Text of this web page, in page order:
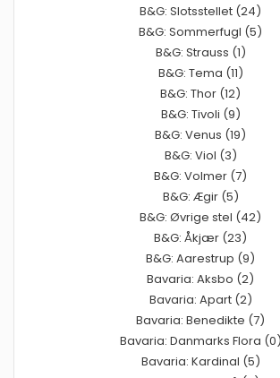
B&G: Slotsstellet (24)
B&G: Sommerfugl (5)
B&G: Strauss (1)
B&G: Tema (11)
B&G: Thor (12)
B&G: Tivoli (9)
B&G: Venus (19)
B&G: Viol (3)
B&G: Volmer (7)
B&G: Ægir (5)
B&G: Øvrige stel (42)
B&G: Åkjær (23)
B&G: Aarestrup (9)
Bavaria: Aksbo (2)
Bavaria: Apart (2)
Bavaria: Benedikte (7)
Bavaria: Danmarks Flora (0)
Bavaria: Kardinal (5)